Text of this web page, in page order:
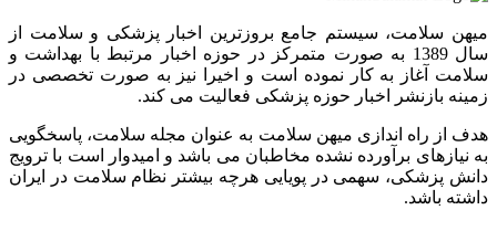
میهن سلامت، سیستم جامع بروزترین اخبار پزشکی و سلامت از
سال 1389 به صورت متمرکز در حوزه اخبار مرتبط با بهداشت و
سلامت آغاز به کار نموده است و اخیرا نیز به صورت تخصصی در
زمینه بازنشر اخبار حوزه پزشکی فعالیت می کند.
هدف از راه اندازی میهن سلامت به عنوان مجله سلامت، پاسخگویی
به نیازهای برآورده نشده مخاطبان می باشد و امیدوار است با ترویج
دانش پزشکی، سهمی در پویایی هرچه بیشتر نظام سلامت در ایران
داشته باشد.